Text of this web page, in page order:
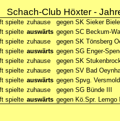
Schach-Club Höxter -
spielte zuhause
gegen SK Sieker
spielte auswärts gegen SC Beckum-
spielte zuhause
gegen SK Tönsberg
spielte auswärts gegen SG Enger-
spielte zuhause
gegen SK
spielte zuhause
gegen SV Bad
spielte auswärts gegen Spvg. Versmold
spielte zuhause
gegen SG Bünde III
spielte auswärts gegen Kö.Spr. Lemgo